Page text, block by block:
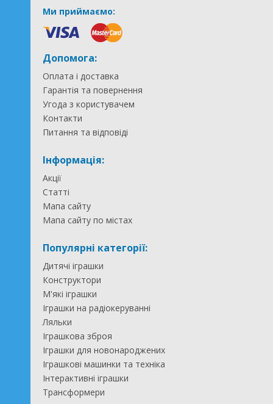
Ми приймаємо:
Допомога:
Оплата і доставка
Гарантія та повернення
Угода з користувачем
Контакти
Питання та відповіді
Інформація:
Акції
Статті
Мапа сайту
Мапа сайту по містах
Популярні категорії:
Дитячі іграшки
Конструктори
М'які іграшки
Іграшки на радіокеруванні
Ляльки
Іграшкова зброя
Іграшки для новонароджених
Іграшкові машинки та техніка
Інтерактивні іграшки
Трансформери